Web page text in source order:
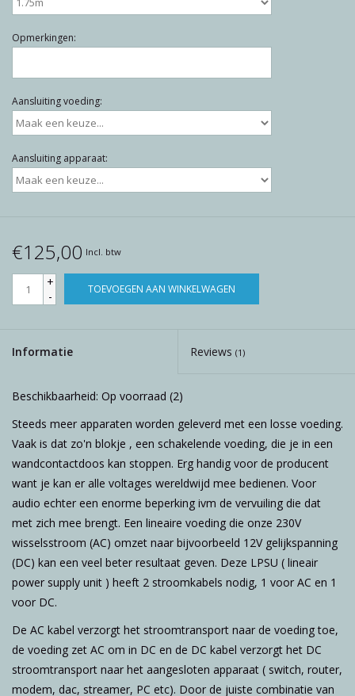
Opmerkingen:
Aansluiting voeding:
Aansluiting apparaat:
€125,00 Incl. btw
+
-
TOEVOEGEN AAN WINKELWAGEN
Informatie Reviews (1)
Beschikbaarheid: Op voorraad (2)
Steeds meer apparaten worden geleverd met een losse voeding.
Vaak is dat zo'n blokje , een schakelende voeding, die je in een
wandcontactdoos kan stoppen. Erg handig voor de producent
want je kan er alle voltages wereldwijd mee bedienen. Voor
audio echter een enorme beperking ivm de vervuiling die dat
met zich mee brengt. Een lineaire voeding die onze 230V
wisselsstroom (AC) omzet naar bijvoorbeeld 12V gelijkspanning
(DC) kan een veel beter resultaat geven. Deze LPSU ( lineair
power supply unit ) heeft 2 stroomkabels nodig, 1 voor AC en 1
voor DC.
De AC kabel verzorgt het stroomtransport naar de voeding toe,
de voeding zet AC om in DC en de DC kabel verzorgt het DC
stroomtransport naar het aangesloten apparaat ( switch, router,
modem, dac, streamer, PC etc). Door de juiste combinatie van